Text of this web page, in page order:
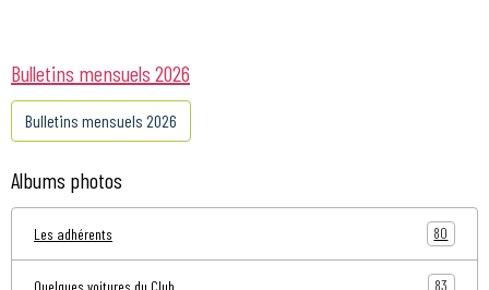
Bulletins mensuels 2026
Bulletins mensuels 2026
Albums photos
Les adhérents 80
Quelques voitures du Club... 83